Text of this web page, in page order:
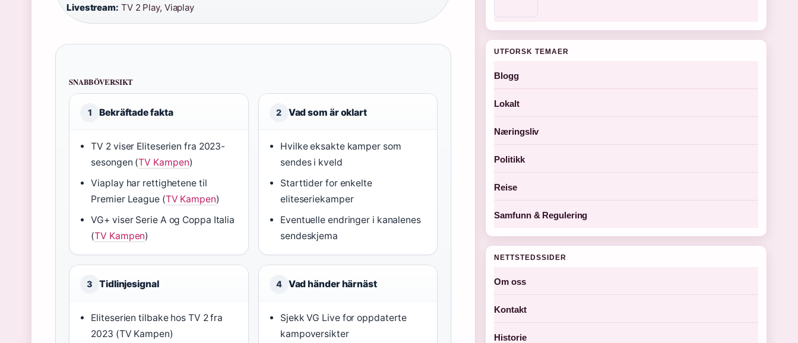
Livestream: TV 2 Play, Viaplay
SNABBÖVERSIKT
1 Bekräftade fakta
TV 2 viser Eliteserien fra 2023-
sesongen (TV Kampen)
Viaplay har rettighetene til
Premier League (TV Kampen)
VG+ viser Serie A og Coppa Italia
(TV Kampen)
2 Vad som är oklart
Hvilke eksakte kamper som
sendes i kveld
Starttider for enkelte
eliteseriekamper
Eventuelle endringer i kanalenes
sendeskjema
3 Tidlinjesignal
Eliteserien tilbake hos TV 2 fra
2023 (TV Kampen)
4 Vad händer härnäst
Sjekk VG Live for oppdaterte
kampoversikter
UTFORSK TEMAER
Blogg
Lokalt
Næringsliv
Politikk
Reise
Samfunn & Regulering
NETTSTEDSSIDER
Om oss
Kontakt
Historie